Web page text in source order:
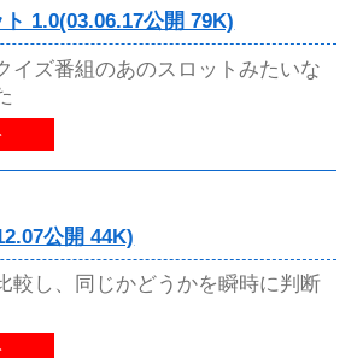
1.0(03.06.17公開 79K)
イズ番組のあのスロットみたいな
公開 44K)
較し、同じかどうかを瞬時に判断